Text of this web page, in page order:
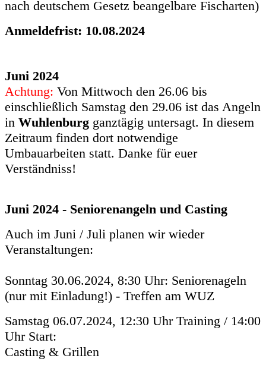
nach deutschem Gesetz beangelbare Fischarten)
Anmeldefrist: 10.08.2024
Juni 2024
Achtung: Von Mittwoch den 26.06 bis
einschließlich Samstag den 29.06 ist das Angeln
in Wuhlenburg ganztägig untersagt. In diesem
Zeitraum finden dort notwendige
Umbauarbeiten statt. Danke für euer
Verständniss!
Juni 2024 - Seniorenangeln und Casting
Auch im Juni / Juli planen wir wieder
Veranstaltungen:
Sonntag 30.06.2024, 8:30 Uhr: Seniorenageln
(nur mit Einladung!) - Treffen am WUZ
Samstag 06.07.2024, 12:30 Uhr Training / 14:00
Uhr Start:
Casting & Grillen